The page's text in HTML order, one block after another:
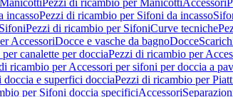
ManicottiPezzi di ricambio per ManicottiAccessori
incassoPezzi di ricambio per Sifoni da incasso
SifoniPezzi di ricambio per SifoniCurve tecniche
AccessoriDocce e vasche da bagnoDocce
canalette per docciaPezzi di ricambio per
ricambio per Accessori per sifoni per doccia a
doccia e superfici docciaPezzi di ricambio per
per Sifoni doccia specificiAccessori